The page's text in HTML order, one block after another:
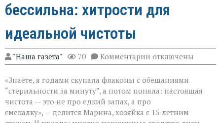
бессильна: хитрости для
идеальной чистоты
"Наша газета" 70 Комментарии к
записи
бытовая
химия
хитрости
для
отключены
«Знаете, я годами скупала флаконы с обещаниями
“стерильности за минуту”, а потом поняла: настоящая
чистота — это не про едкий запах, а про
смекалку», — делится Марина, хозяйка с 15‑летним